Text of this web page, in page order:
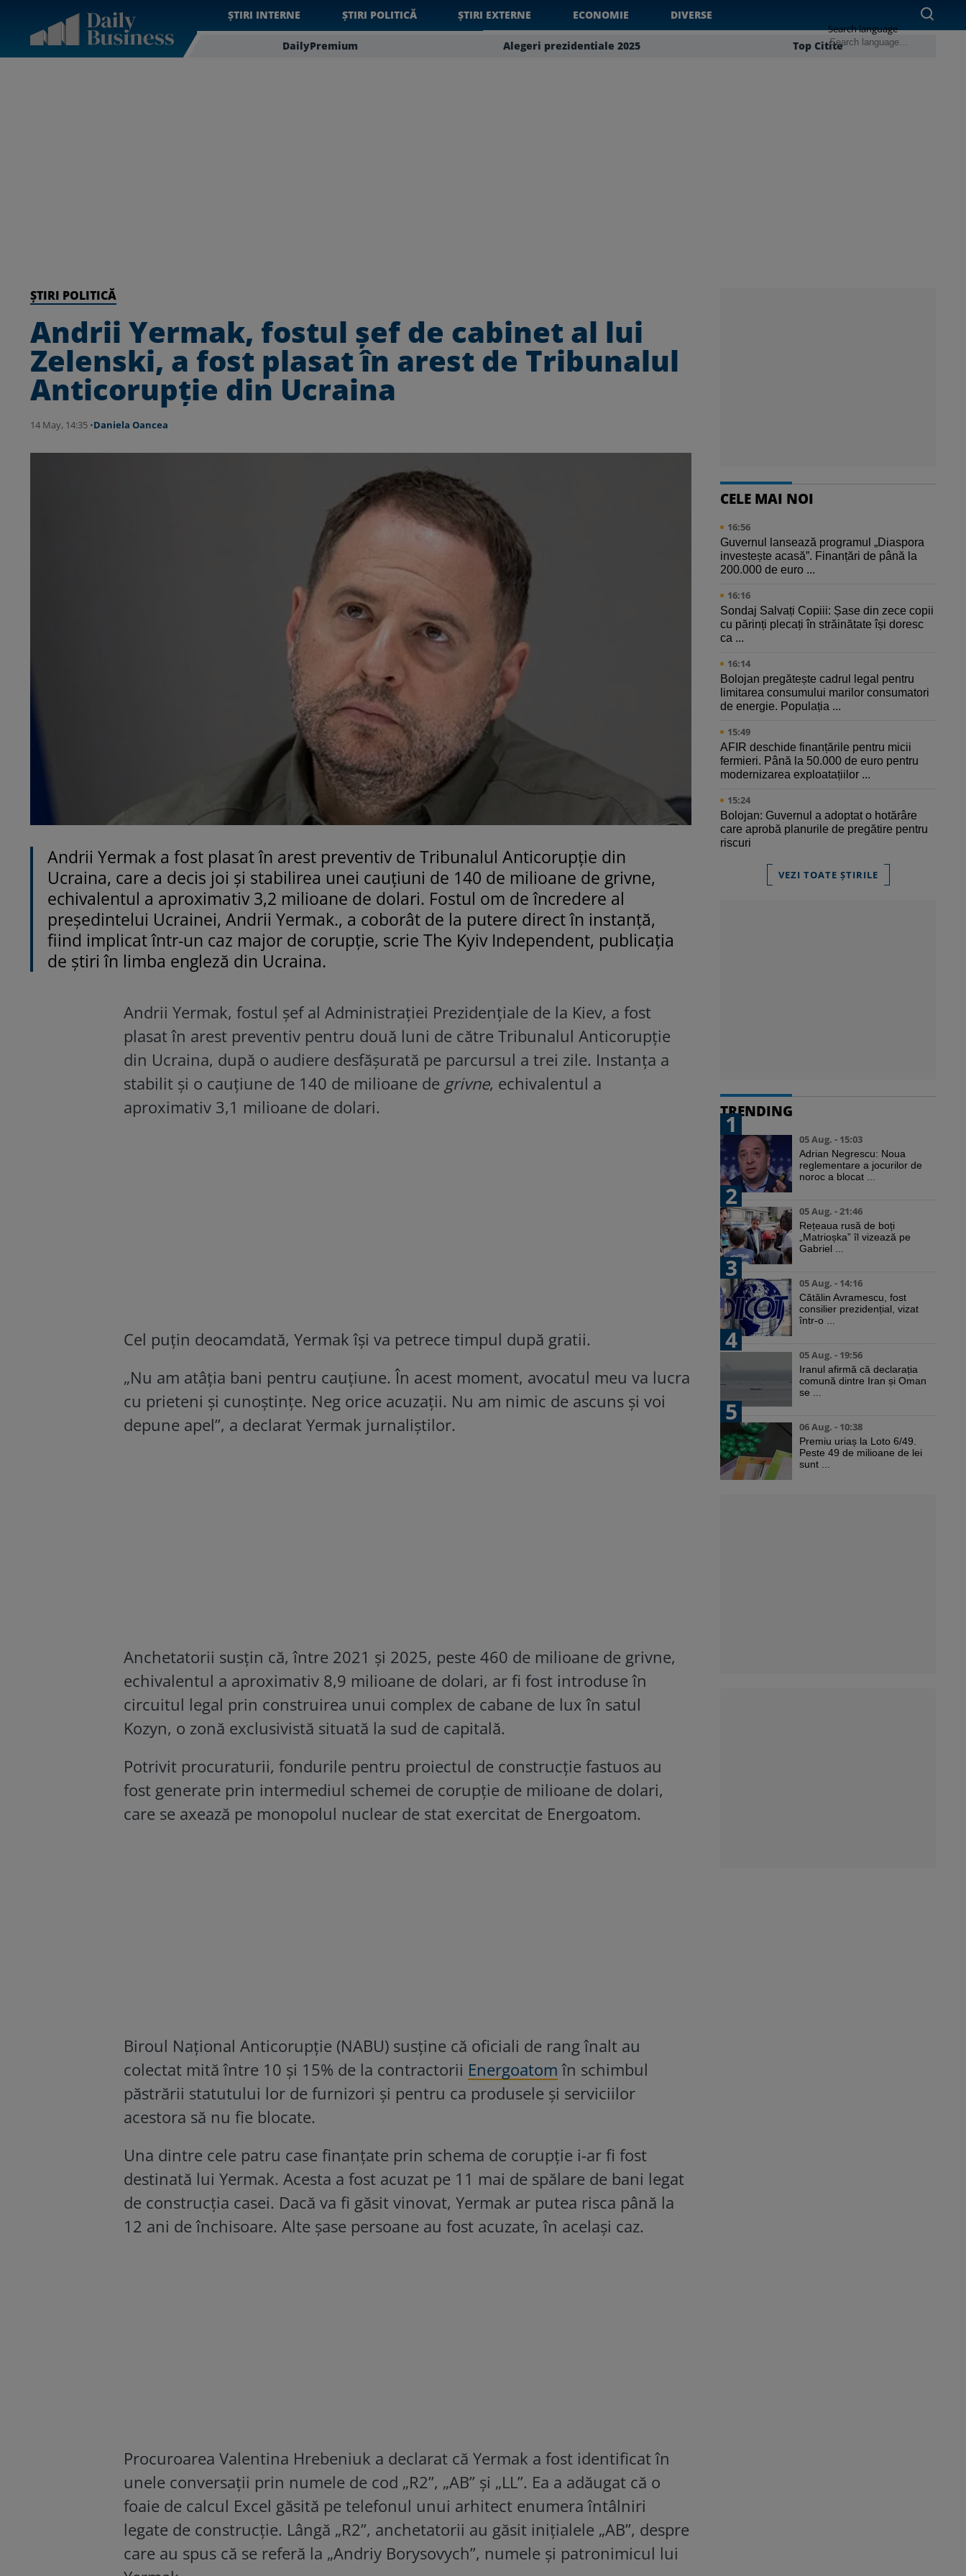
ȘTIRI INTERNE ȘTIRI POLITICĂ ȘTIRI EXTERNE ECONOMIE DIVERSE
DailyPremium Alegeri prezidentiale 2025 Top Citite
Search language
ȘTIRI POLITICĂ
Andrii Yermak, fostul șef de cabinet al lui
Zelenski, a fost plasat în arest de Tribunalul
Anticorupție din Ucraina
14 May, 14:35 •Daniela Oancea
Andrii Yermak a fost plasat în arest preventiv de Tribunalul Anticorupție din
Ucraina, care a decis joi și stabilirea unei cauțiuni de 140 de milioane de grivne,
echivalentul a aproximativ 3,2 milioane de dolari. Fostul om de încredere al
președintelui Ucrainei, Andrii Yermak., a coborât de la putere direct în instanță,
fiind implicat într-un caz major de corupție, scrie The Kyiv Independent, publicația
de știri în limba engleză din Ucraina.
Andrii Yermak, fostul șef al Administrației Prezidențiale de la Kiev, a fost
plasat în arest preventiv pentru două luni de către Tribunalul Anticorupție
din Ucraina, după o audiere desfășurată pe parcursul a trei zile. Instanța a
stabilit și o cauțiune de 140 de milioane de grivne, echivalentul a
aproximativ 3,1 milioane de dolari.
Cel puțin deocamdată, Yermak își va petrece timpul după gratii.
„Nu am atâția bani pentru cauțiune. În acest moment, avocatul meu va lucra
cu prieteni și cunoștințe. Neg orice acuzații. Nu am nimic de ascuns și voi
depune apel”, a declarat Yermak jurnaliștilor.
Anchetatorii susțin că, între 2021 și 2025, peste 460 de milioane de grivne,
echivalentul a aproximativ 8,9 milioane de dolari, ar fi fost introduse în
circuitul legal prin construirea unui complex de cabane de lux în satul
Kozyn, o zonă exclusivistă situată la sud de capitală.
Potrivit procuraturii, fondurile pentru proiectul de construcție fastuos au
fost generate prin intermediul schemei de corupție de milioane de dolari,
care se axează pe monopolul nuclear de stat exercitat de Energoatom.
Biroul Național Anticorupție (NABU) susține că oficiali de rang înalt au
colectat mită între 10 și 15% de la contractorii Energoatom în schimbul
păstrării statutului lor de furnizori și pentru ca produsele și serviciilor
acestora să nu fie blocate.
Una dintre cele patru case finanțate prin schema de corupție i-ar fi fost
destinată lui Yermak. Acesta a fost acuzat pe 11 mai de spălare de bani legat
de construcția casei. Dacă va fi găsit vinovat, Yermak ar putea risca până la
12 ani de închisoare. Alte șase persoane au fost acuzate, în același caz.
Procuroarea Valentina Hrebeniuk a declarat că Yermak a fost identificat în
unele conversații prin numele de cod „R2”, „AB” și „LL”. Ea a adăugat că o
foaie de calcul Excel găsită pe telefonul unui arhitect enumera întâlniri
legate de construcție. Lângă „R2”, anchetatorii au găsit inițialele „AB”, despre
care au spus că se referă la „Andriy Borysovych”, numele și patronimicul lui
CELE MAI NOI
16:56
Guvernul lansează programul „Diaspora
investește acasă”. Finanțări de până la
200.000 de euro ...
16:16
Sondaj Salvați Copiii: Șase din zece copii
cu părinți plecați în străinătate își doresc
ca ...
16:14
Bolojan pregătește cadrul legal pentru
limitarea consumului marilor consumatori
de energie. Populația ...
15:49
AFIR deschide finanțările pentru micii
fermieri. Până la 50.000 de euro pentru
modernizarea exploatațiilor ...
15:24
Bolojan: Guvernul a adoptat o hotărâre
care aprobă planurile de pregătire pentru
riscuri
VEZI TOATE ȘTIRILE
TRENDING
1
05 Aug. - 15:03
Adrian Negrescu: Noua
reglementare a jocurilor de
noroc a blocat ...
2
05 Aug. - 21:46
Rețeaua rusă de boți
„Matrioșka” îl vizează pe
Gabriel ...
3
05 Aug. - 14:16
Cătălin Avramescu, fost
consilier prezidențial, vizat
într-o ...
4
05 Aug. - 19:56
Iranul afirmă că declarația
comună dintre Iran și Oman
se ...
5
06 Aug. - 10:38
Premiu uriaș la Loto 6/49.
Peste 49 de milioane de lei
sunt ...